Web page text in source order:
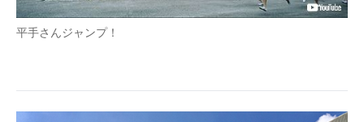
平手さんジャンプ！